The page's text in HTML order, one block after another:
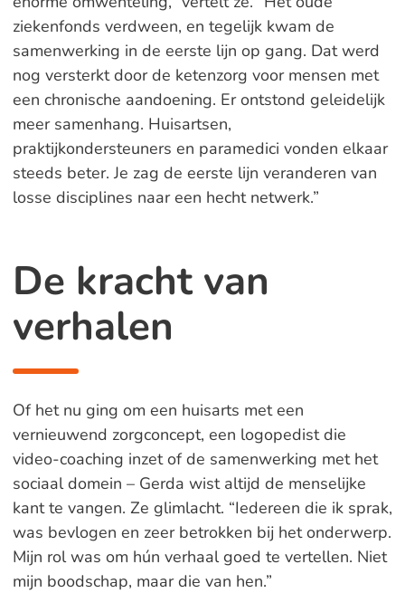
ziekenfonds verdween, en tegelijk kwam de
samenwerking in de eerste lijn op gang. Dat werd
nog versterkt door de ketenzorg voor mensen met
een chronische aandoening. Er ontstond geleidelijk
meer samenhang. Huisartsen,
praktijkondersteuners en paramedici vonden elkaar
steeds beter. Je zag de eerste lijn veranderen van
losse disciplines naar een hecht netwerk.”
De kracht van
verhalen
Of het nu ging om een huisarts met een
vernieuwend zorgconcept, een logopedist die
video-coaching inzet of de samenwerking met het
sociaal domein – Gerda wist altijd de menselijke
kant te vangen. Ze glimlacht. “Iedereen die ik sprak,
was bevlogen en zeer betrokken bij het onderwerp.
Mijn rol was om hún verhaal goed te vertellen. Niet
mijn boodschap, maar die van hen.”